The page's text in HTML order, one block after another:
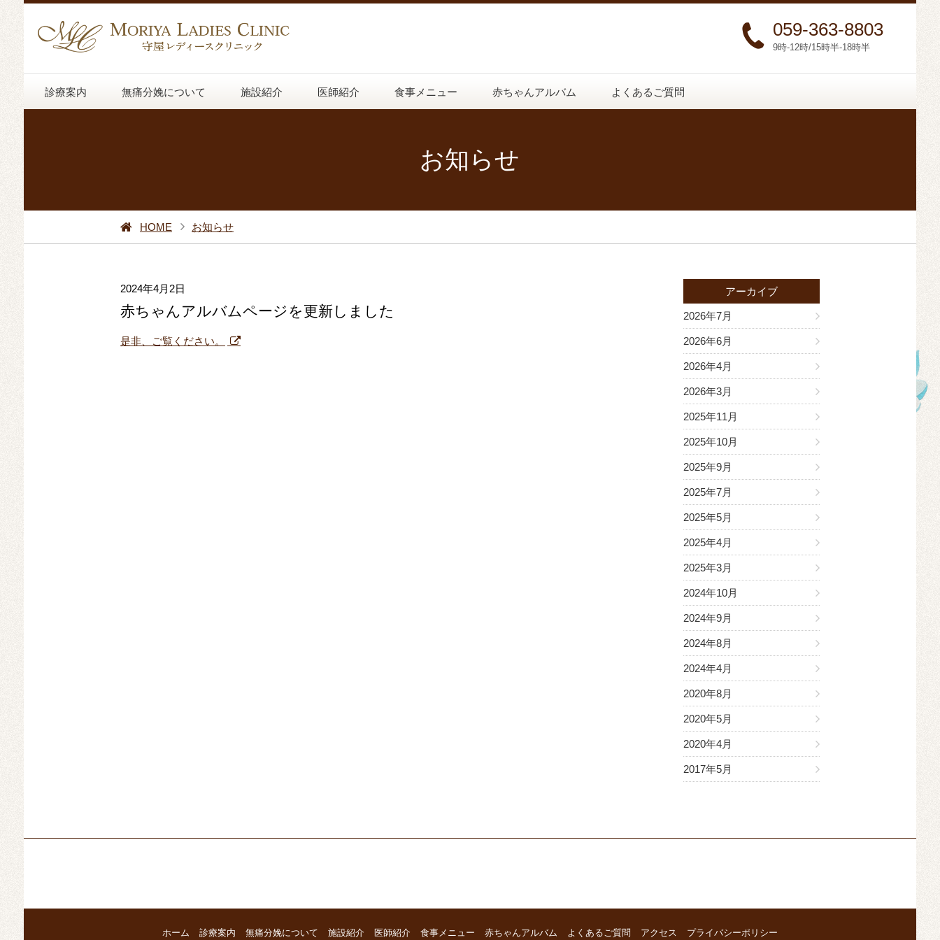
059-363-8803
9時-12時/15時半-18時半
診療案内 無痛分娩について 施設紹介 医師紹介 食事メニュー 赤ちゃんアルバム よくあるご質問
お知らせ
HOME お知らせ
2024年4月2日
赤ちゃんアルバムページを更新しました
是非、ご覧ください。
アーカイブ
2026年7月
2026年6月
2026年4月
2026年3月
2025年11月
2025年10月
2025年9月
2025年7月
2025年5月
2025年4月
2025年3月
2024年10月
2024年9月
2024年8月
2024年4月
2020年8月
2020年5月
2020年4月
2017年5月
ホーム 診療案内 無痛分娩について 施設紹介 医師紹介 食事メニュー 赤ちゃんアルバム よくあるご質問 アクセス プライバシーポリシー